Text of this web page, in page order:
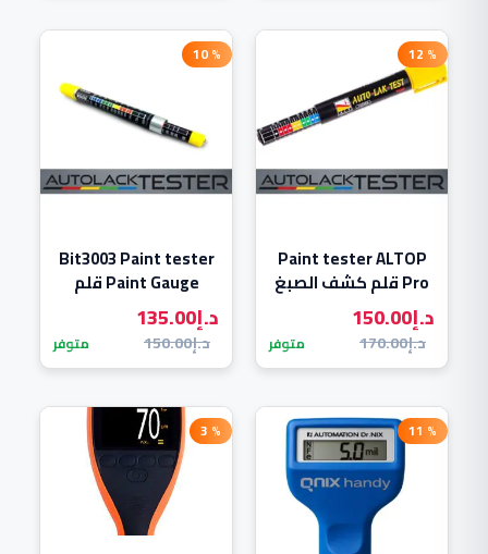
% 12
Paint tester ALTOP
Pro قلم كشف الصبغ
المطور د.إ150.00
د.إ170.00 متوفر
% 10
Bit3003 Paint tester
Paint Gauge قلم
كشف الصبغ الاوروبي
الرفيع د.إ135.00
د.إ150.00 متوفر
% 11
% 3